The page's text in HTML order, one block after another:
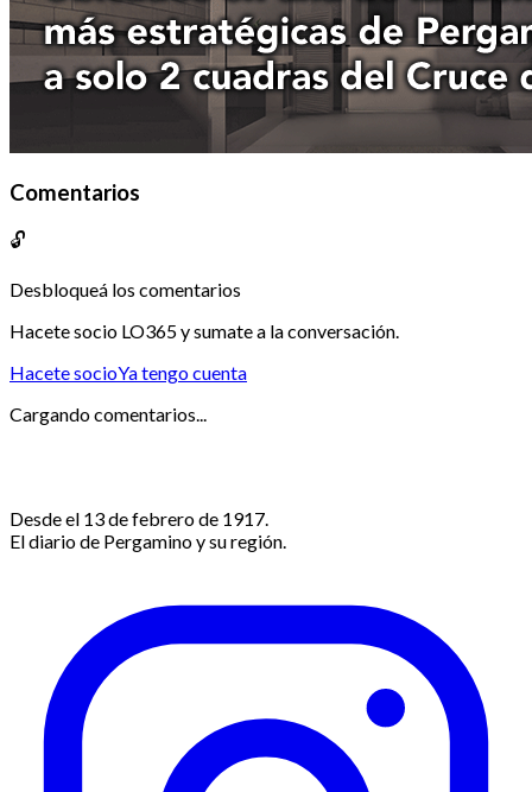
Comentarios
🔓
Desbloqueá los comentarios
Hacete socio LO365 y sumate a la conversación.
Hacete socioYa tengo cuenta
Cargando comentarios...
Desde el 13 de febrero de 1917.
El diario de Pergamino y su región.